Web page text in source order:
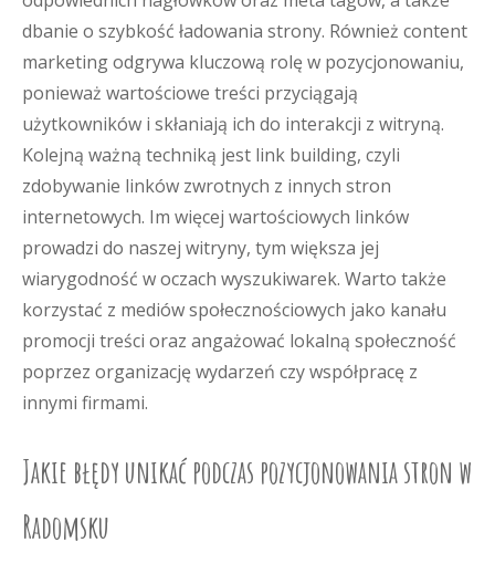
dbanie o szybkość ładowania strony. Również content
marketing odgrywa kluczową rolę w pozycjonowaniu,
ponieważ wartościowe treści przyciągają
użytkowników i skłaniają ich do interakcji z witryną.
Kolejną ważną techniką jest link building, czyli
zdobywanie linków zwrotnych z innych stron
internetowych. Im więcej wartościowych linków
prowadzi do naszej witryny, tym większa jej
wiarygodność w oczach wyszukiwarek. Warto także
korzystać z mediów społecznościowych jako kanału
promocji treści oraz angażować lokalną społeczność
poprzez organizację wydarzeń czy współpracę z
innymi firmami.
Jakie błędy unikać podczas pozycjonowania stron w
Radomsku